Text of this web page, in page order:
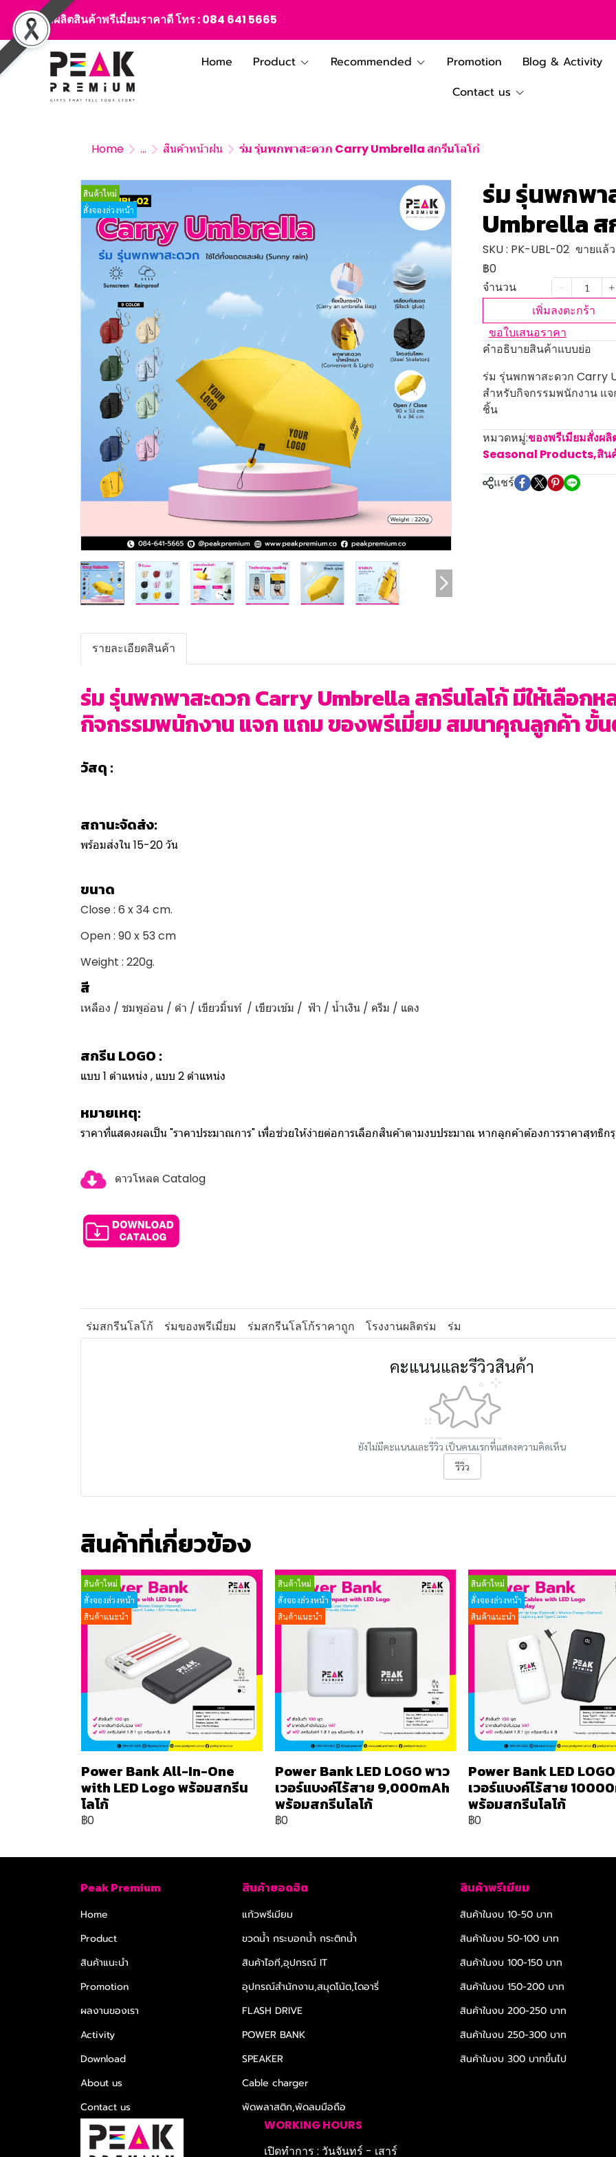
สั่งผลิตสินค้าพรีเมี่ยมราคาดี โทร :084 641 5665
Home Product Recommended Promotion Blog & Activity
Contact us
Home ... สินค้าหน้าฝน ร่ม รุ่นพกพาสะดวก Carry Umbrella สกรีนโลโก้
สินค้าใหม่
สั่งจองล่วงหน้า
ร่ม รุ่นพกพา
Umbrella ส
SKU : PK-UBL-02 ขายแล้
฿0
จำนวน
เพิ่มลงตะกร้า
ขอใบเสนอราคา
คำอธิบายสินค้าแบบย่อ
ร่ม รุ่นพกพาสะดวก Carry
สำหรับกิจกรรมพนักงาน แ
ชิ้น
หมวดหมู่:ของพรีเมียมสั่งผ
Seasonal Products,สิน
แชร์
รายละเอียดสินค้า
ร่ม รุ่นพกพาสะดวก Carry Umbrella สกรีนโลโก้ มีให้เลือกห
กิจกรรมพนักงาน แจก แถม ของพรีเมี่ยม สมนาคุณลูกค้า ขั้น
วัสดุ :
สถานะจัดส่ง:
พร้อมส่งใน 15-20 วัน
ขนาด
Close : 6 x 34 cm.
Open : 90 x 53 cm
Weight : 220g.
สี
เหลือง / ชมพูอ่อน / ดำ / เขียวมิ้นท์ / เขียวเข้ม / ฟ้า / น้ำเงิน / ครีม / แดง
สกรีน LOGO :
แบบ 1 ตำแหน่ง , แบบ 2 ตำแหน่ง
หมายเหตุ:
ราคาที่แสดงผลเป็น "ราคาประมาณการ" เพื่อช่วยให้ง่ายต่อการเลือกสินค้าตามงบประมาณ หากลูกค้าต้องการราคาสุทธิ
ดาวโหลด Catalog
ร่มสกรีนโลโก้ ร่มของพรีเมี่ยม ร่มสกรีนโลโก้ราคาถูก โรงงานผลิตร่ม ร่ม
คะแนนและรีวิวสินค้า
ยังไม่มีคะแนนและรีวิว เป็นคนแรกที่แสดงความคิดเห็น
รีวิว
สินค้าที่เกี่ยวข้อง
สินค้าใหม่
สั่งจองล่วงหน้า
สินค้าแนะนำ
Power Bank All-In-One
with LED Logo พร้อมสกรีน
โลโก้
฿0
สินค้าใหม่
สั่งจองล่วงหน้า
สินค้าแนะนำ
Power Bank LED LOGO พาว
เวอร์แบงค์ไร้สาย 9,000mAh
พร้อมสกรีนโลโก้
฿0
สินค้าใหม่
สั่งจองล่วงหน้า
สินค้าแนะนำ
Power Bank LED
เวอร์แบงค์ไร้สาย
พร้อมสกรีนโลโก้
฿0
Peak Premium
Home
Product
สินค้าแนะนำ
Promotion
ผลงานของเรา
Activity
Download
About us
Contact us
สินค้ายอดฮิต
แก้วพรีเมียม
ขวดน้ำ กระบอกน้ำ กระติกน้ำ
สินค้าไอที,อุปกรณ์ IT
อุปกรณ์สำนักงาน,สมุดโน้ต,ไดอารี่
FLASH DRIVE
POWER BANK
SPEAKER
Cable charger
พัดพลาสติก,พัดลมมือถือ
สินค้าพรีเมียม
สินค้าในงบ 10-50 บาท
สินค้าในงบ 50-100 บาท
สินค้าในงบ 100-150 บาท
สินค้าในงบ 150-200 บาท
สินค้าในงบ 200-250 บาท
สินค้าในงบ 250-300 บาท
สินค้าในงบ 300 บาทขึ้นไป
WORKING HOURS
เปิดทำการ : วันจันทร์ - เสาร์